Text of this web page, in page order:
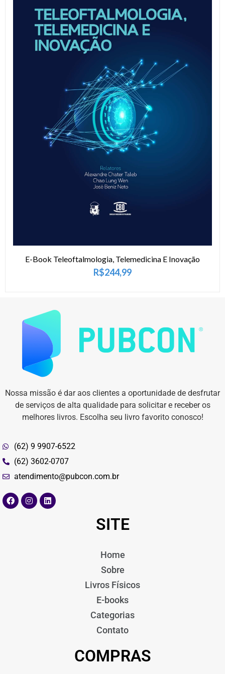
E-Book Teleoftalmologia, Telemedicina E Inovação
R$244,99
Nossa missão é dar aos clientes a oportunidade de desfrutar
de serviços de alta qualidade para solicitar e receber os
melhores livros. Escolha seu livro favorito conosco!
(62) 9 9907-6522
(62) 3602-0707
atendimento@pubcon.com.br
SITE
Home
Sobre
Livros Físicos
E-books
Categorias
Contato
COMPRAS